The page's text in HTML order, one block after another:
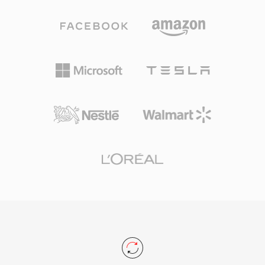
واسعة بما يكفي لمحتوى DSD الذي أضاف WavPack
البحت عادةً 40 إلى 55 بالمئة من الحجم الأصلي، مما
ينافس FLAC وغالباً يتفوق عليه قليلاً في بعض المواد.
المعالجة بشكل ملحوظ على العتاد الحديث. تُوزّع
من الأدوات الأخرى. يدعم WavPack أيضاً بيانات